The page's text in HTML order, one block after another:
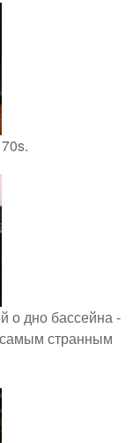
о дно бассейна -
самым странным